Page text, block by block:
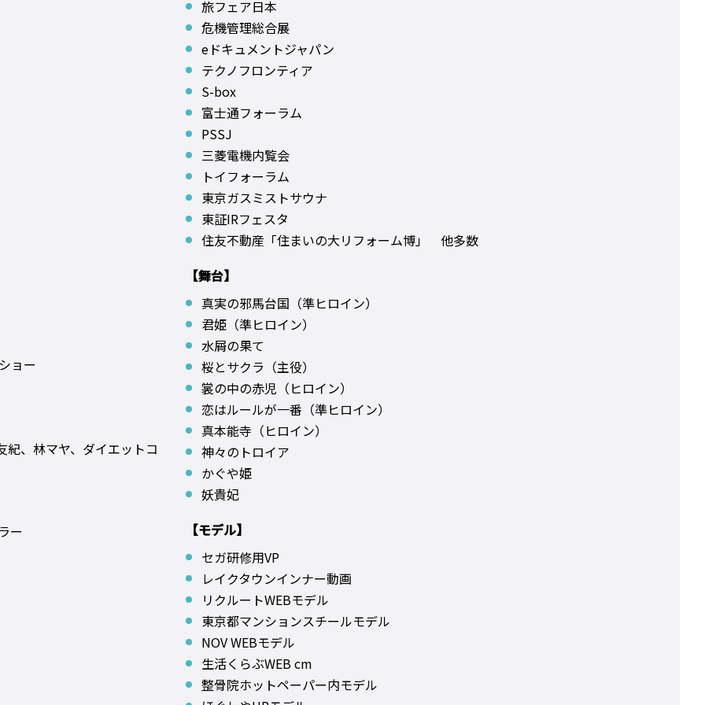
ョー
、林マヤ、ダイエットコ
ー
旅フェア日本
危機管理総合展
eドキュメントジャパン
テクノフロンティア
S-box
富士通フォーラム
PSSJ
三菱電機内覧会
トイフォーラム
東京ガスミストサウナ
東証IRフェスタ
住友不動産「住まいの大リフォーム博」 他多数
【舞台】
真実の邪馬台国（準ヒロイン）
君姫（準ヒロイン）
水屑の果て
桜とサクラ（主役）
裳の中の赤児（ヒロイン）
恋はルールが一番（準ヒロイン）
真本能寺（ヒロイン）
神々のトロイア
かぐや姫
妖貴妃
【モデル】
セガ研修用VP
レイクタウンインナー動画
リクルートWEBモデル
東京都マンションスチールモデル
NOV WEBモデル
生活くらぶWEB cm
整骨院ホットペーパー内モデル